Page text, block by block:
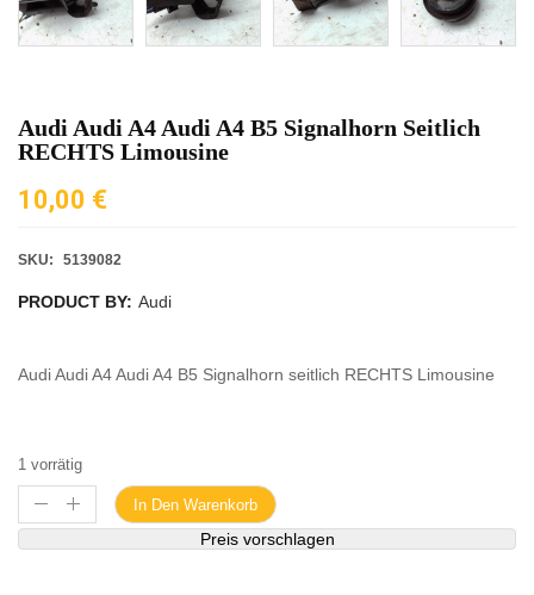
Audi Audi A4 Audi A4 B5 Signalhorn Seitlich
RECHTS Limousine
10,00 €
SKU: 5139082
PRODUCT BY: Audi
Audi Audi A4 Audi A4 B5 Signalhorn seitlich RECHTS Limousine
1 vorrätig
In Den Warenkorb
Preis vorschlagen